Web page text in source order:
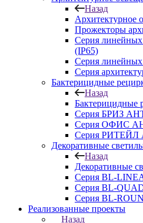
Назад
Архитектурное
Прожекторы
Серия
(IP65)
Серия
Серия
Бактерицидные
Назад
Бактерицидные
Серия БРИЗ
Серия ОФИС
Серия
Декоративные
Назад
Декоративные
Серия BL-
Серия BL-
Серия BL-
Реализованные проекты
Назад